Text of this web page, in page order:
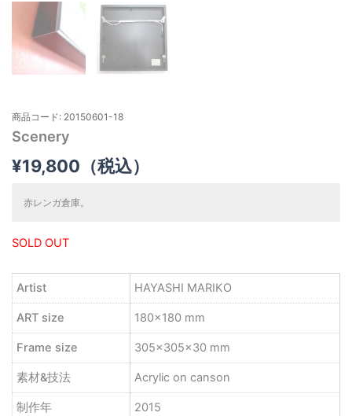
商品コード: 20150601-18
Scenery
¥19,800 （税込）
赤レンガ倉庫。
SOLD OUT
Artist HAYASHI MARIKO
ART size 180×180 mm
Frame size 305×305×30 mm
素材&技法 Acrylic on canson
制作年 2015